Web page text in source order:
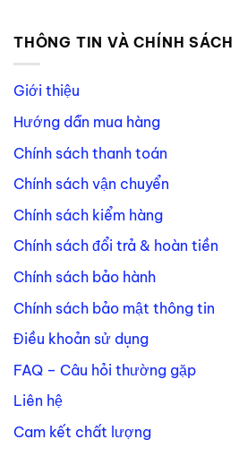
THÔNG TIN VÀ CHÍNH SÁCH
Giới thiệu
Hướng dẫn mua hàng
Chính sách thanh toán
Chính sách vận chuyển
Chính sách kiểm hàng
Chính sách đổi trả & hoàn tiền
Chính sách bảo hành
Chính sách bảo mật thông tin
Điều khoản sử dụng
FAQ – Câu hỏi thường gặp
Liên hệ
Cam kết chất lượng